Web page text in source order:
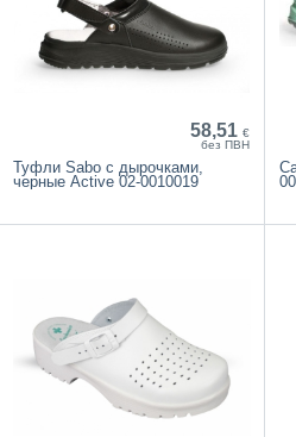
58,51 €
без ПВН
Туфли Sabo с дырочками,
черные Active 02-0010019